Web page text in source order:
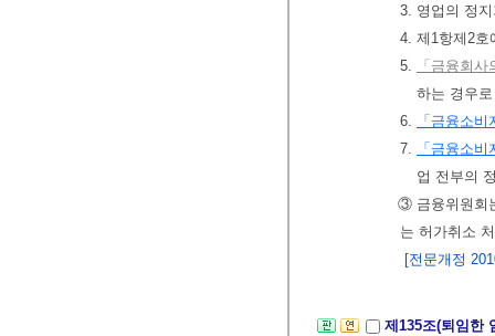
3. 영업의 정
4. 제1항제2호
5.
「금융회
하는 경우
6.
「금융소
7.
「금융소
업 전부의
③ 금융위원회
는 허가취소
[전문개정
제135조(퇴임한